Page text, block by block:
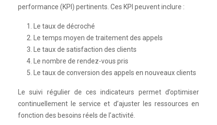
performance (KPI) pertinents. Ces KPI peuvent inclure :
Le taux de décroché
Le temps moyen de traitement des appels
Le taux de satisfaction des clients
Le nombre de rendez-vous pris
Le taux de conversion des appels en nouveaux clients
Le suivi régulier de ces indicateurs permet d’optimiser
continuellement le service et d’ajuster les ressources en
fonction des besoins réels de l’activité.